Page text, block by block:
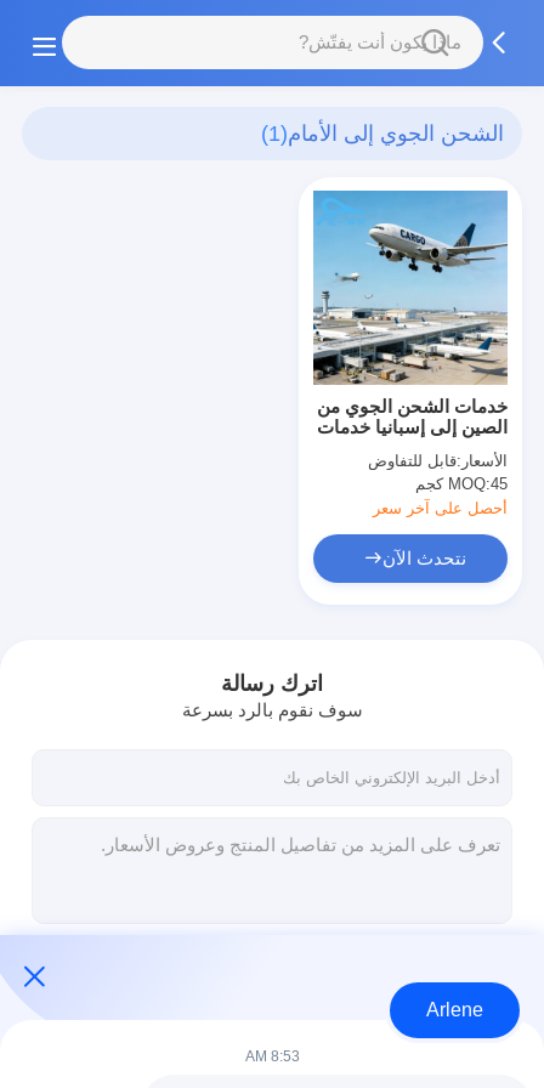
الشحن الجوي إلى الأمام(1)
خدمات الشحن الجوي من
الصين إلى إسبانيا خدمات
لوجستية دولية لشحن
البضائع
الأسعار:قابل للتفاوض
MOQ:45 كجم
أحصل على آخر سعر
نتحدث الآن
اترك رسالة
سوف نقوم بالرد بسرعة
Arlene
8:53 AM